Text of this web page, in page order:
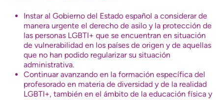
Instar al Gobierno del Estado español a considerar de
manera urgente el derecho de asilo y la protección de
las personas LGBTI+ que se encuentran en situación
de vulnerabilidad en los países de origen y de aquellas
que no han podido regularizar su situación
administrativa.
Continuar avanzando en la formación específica del
profesorado en materia de diversidad y de la realidad
LGBTI+, también en el ámbito de la educación física y